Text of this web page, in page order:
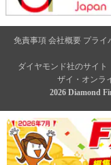
免責事項 会社概要 プライ
ダイヤモンド社のサイト
ザイ・オンラ
2026 Diamond